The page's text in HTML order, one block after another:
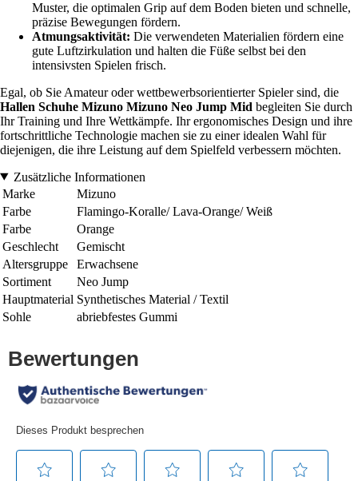
Muster, die optimalen Grip auf dem Boden bieten und schnelle,
präzise Bewegungen fördern.
Atmungsaktivität: Die verwendeten Materialien fördern eine
gute Luftzirkulation und halten die Füße selbst bei den
intensivsten Spielen frisch.
Egal, ob Sie Amateur oder wettbewerbsorientierter Spieler sind, die
Hallen Schuhe Mizuno Mizuno Neo Jump Mid begleiten Sie durch
Ihr Training und Ihre Wettkämpfe. Ihr ergonomisches Design und ihre
fortschrittliche Technologie machen sie zu einer idealen Wahl für
diejenigen, die ihre Leistung auf dem Spielfeld verbessern möchten.
Zusätzliche Informationen
Marke
Mizuno
Farbe
Flamingo-Koralle/ Lava-Orange/ Weiß
Farbe
Orange
Geschlecht
Gemischt
Altersgruppe
Erwachsene
Sortiment
Neo Jump
Hauptmaterial Synthetisches Material / Textil
Sohle
abriebfestes Gummi